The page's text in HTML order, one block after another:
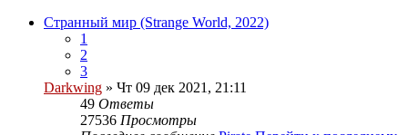
Странный мир (Strange World, 2022)
1
2
3
Darkwing » Чт 09 дек 2021, 21:11
49 Ответы
27536 Просмотры